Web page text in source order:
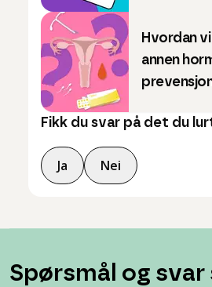
Hvordan
annen
Fikk du svar på det du
Ja Nei
Spørsmål og svar